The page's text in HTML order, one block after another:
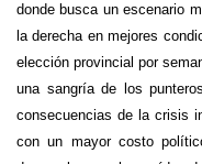
donde busca un escenario
la derecha en mejores
elección provincial por
una sangría de los
consecuencias de la crisis
con un mayor costo